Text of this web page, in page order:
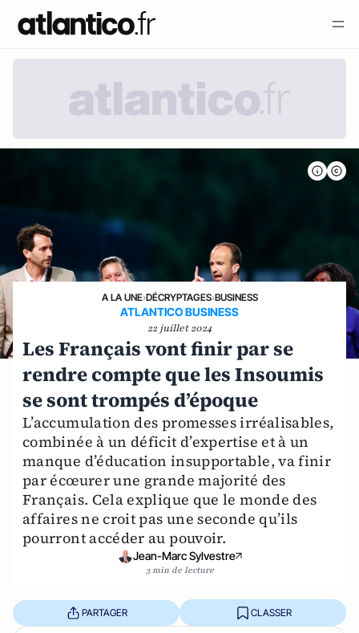
A LA UNE›DÉCRYPTAGES›BUSINESS
ATLANTICO BUSINESS
22 juillet 2024
Les Français vont finir par se
rendre compte que les Insoumis
se sont trompés d’époque
L’accumulation des promesses irréalisables,
combinée à un déficit d’expertise et à un
manque d’éducation insupportable, va finir
par écœurer une grande majorité des
Français. Cela explique que le monde des
affaires ne croit pas une seconde qu’ils
pourront accéder au pouvoir.
Jean-Marc Sylvestre
3 min de lecture
PARTAGER CLASSER